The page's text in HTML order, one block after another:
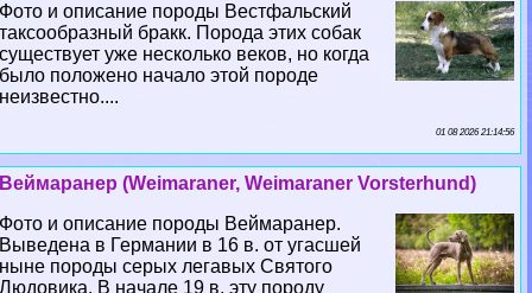
Фото и описание породы Вестфальский
таксообразный бpaкк. Порода этих собак
существует уже несколько веков, но когда
было положено начало этой породе
неизвестно....
01 08 2026 21:14:56
Веймаранер (Weimaraner, Weimaraner Vorsterhund)
Фото и описание породы Веймаранер.
Выведена в Германии в 16 в. от угасшей
ныне породы серых легавых Святого
Людовика. В начале 19 в. эту породу